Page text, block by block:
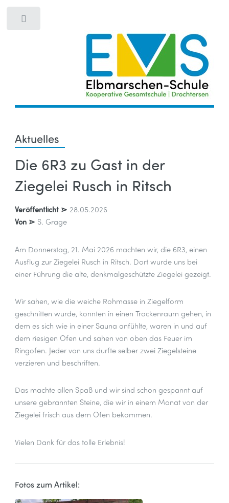
Aktuelles
Die 6R3 zu Gast in der
Ziegelei Rusch in Ritsch
Veröffentlicht ⋗ 28.05.2026
Von ⋗ S. Grage
Am Donnerstag, 21. Mai 2026 machten wir, die 6R3, einen
Ausflug zur Ziegelei Rusch in Ritsch. Dort wurde uns bei
einer Führung die alte, denkmalgeschützte Ziegelei gezeigt.
Wir sahen, wie die weiche Rohmasse in Ziegelform
geschnitten wurde, konnten in einen Trockenraum gehen, in
dem es sich wie in einer Sauna anfühlte, waren in und auf
dem riesigen Ofen und sahen von oben das Feuer im
Ringofen. Jeder von uns durfte selber zwei Ziegelsteine
verzieren und beschriften.
Das machte allen Spaß und wir sind schon gespannt auf
unsere gebrannten Steine, die wir in einem Monat von der
Ziegelei frisch aus dem Ofen bekommen.
Vielen Dank für das tolle Erlebnis!
Fotos zum Artikel: